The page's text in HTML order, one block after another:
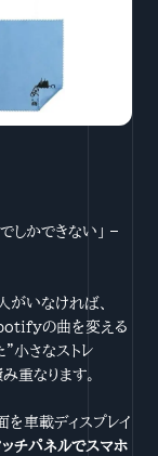
しかできない」 –
がいなければ、
の曲を変える
”小さなストレ
重なります。
を車載ディスプレイ
チパネルでスマホ